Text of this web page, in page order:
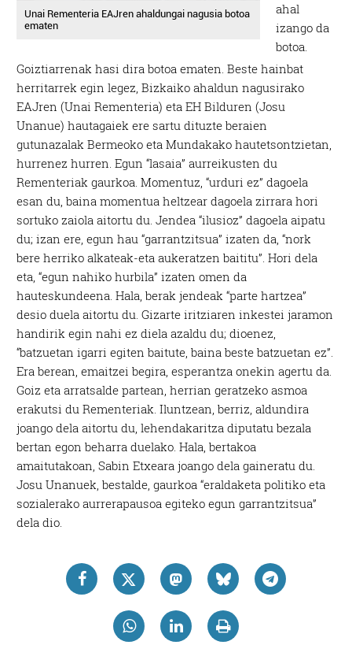
Unai Rementeria EAJren ahaldungai nagusia botoa
ematen
ahal
izango da
botoa.
Goiztiarrenak hasi dira botoa ematen. Beste hainbat
herritarrek egin legez, Bizkaiko ahaldun nagusirako
EAJren (Unai Rementeria) eta EH Bilduren (Josu
Unanue) hautagaiek ere sartu dituzte beraien
gutunazalak Bermeoko eta Mundakako hautetsontzietan,
hurrenez hurren. Egun “lasaia” aurreikusten du
Rementeriak gaurkoa. Momentuz, “urduri ez” dagoela
esan du, baina momentua heltzear dagoela zirrara hori
sortuko zaiola aitortu du. Jendea “ilusioz” dagoela aipatu
du; izan ere, egun hau “garrantzitsua” izaten da, “nork
bere herriko alkateak-eta aukeratzen baititu”. Hori dela
eta, “egun nahiko hurbila” izaten omen da
hauteskundeena. Hala, berak jendeak “parte hartzea”
desio duela aitortu du. Gizarte iritziaren inkestei jaramon
handirik egin nahi ez diela azaldu du; dioenez,
“batzuetan igarri egiten baitute, baina beste batzuetan ez”.
Era berean, emaitzei begira, esperantza onekin agertu da.
Goiz eta arratsalde partean, herrian geratzeko asmoa
erakutsi du Rementeriak. Iluntzean, berriz, aldundira
joango dela aitortu du, lehendakaritza diputatu bezala
bertan egon beharra duelako. Hala, bertakoa
amaitutakoan, Sabin Etxeara joango dela gaineratu du.
Josu Unanuek, bestalde, gaurkoa “eraldaketa politiko eta
sozialerako aurrerapausoa egiteko egun garrantzitsua”
dela dio.